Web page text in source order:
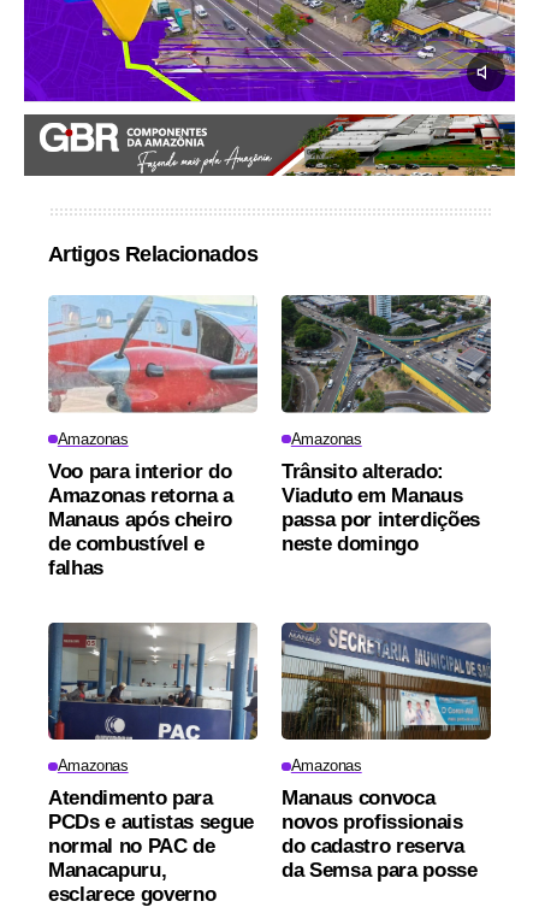
Artigos Relacionados
Amazonas
Voo para interior do
Amazonas retorna a
Manaus após cheiro
de combustível e
falhas
Amazonas
Trânsito alterado:
Viaduto em Manaus
passa por interdições
neste domingo
Amazonas
Atendimento para
PCDs e autistas segue
normal no PAC de
Manacapuru,
esclarece governo
Amazonas
Manaus convoca
novos profissionais
do cadastro reserva
da Semsa para posse